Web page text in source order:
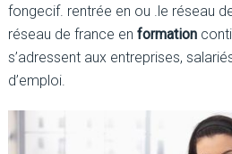
fongecif. rentrée en ou .le réseau
réseau de france en formation
s’adressent aux entreprises,
d’emploi.